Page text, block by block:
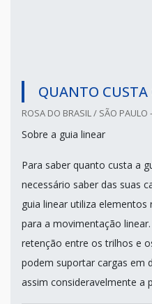
QUANTO
ROSA DO BRASIL / SÃO PAULO
Sobre a guia linear
Para saber quanto custa a
necessário saber das suas
guia linear utiliza
para a movimentação
retenção entre os trilhos e
podem suportar cargas em
assim consideravelmente a